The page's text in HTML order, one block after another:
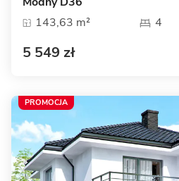
143,63 m²
4
5 549 zł
PROMOCJA